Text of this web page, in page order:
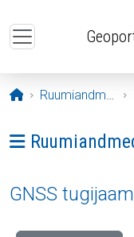
Avaleht
Ruumiandmed
Ava menüü:
GNSS